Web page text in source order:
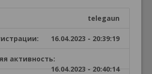
telegaun
16.04.2023 - 20:39:19
активность:
16.04.2023 - 20:40:14